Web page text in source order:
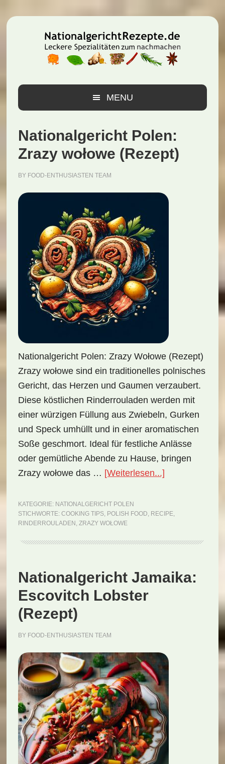
Hauptnavigation
Inhalt
Seitenspalte
MENU
Nationalgericht Polen:
Zrazy wołowe (Rezept)
BY FOOD-ENTHUSIASTEN TEAM
Nationalgericht Polen: Zrazy Wołowe (Rezept)
Zrazy wołowe sind ein traditionelles polnisches
Gericht, das Herzen und Gaumen verzaubert.
Diese köstlichen Rinderrouladen werden mit
einer würzigen Füllung aus Zwiebeln, Gurken
und Speck umhüllt und in einer aromatischen
Soße geschmort. Ideal für festliche Anlässe
oder gemütliche Abende zu Hause, bringen
Zrazy wołowe das … [Weiterlesen...]
wołowe
KATEGORIE: NATIONALGERICHT POLEN
STICHWORTE: COOKING TIPS, POLISH FOOD, RECIPE,
RINDERROULADEN , ZRAZY WOŁOWE
Nationalgericht Jamaika:
Escovitch Lobster
(Rezept)
BY FOOD-ENTHUSIASTEN TEAM